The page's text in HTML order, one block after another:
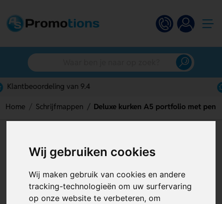
Wij gebruiken cookies
Wij maken gebruik van cookies en andere
tracking-technologieën om uw surfervaring
op onze website te verbeteren, om
Gratis digitaal ontwerp
Home Schrijfmappen Deluxe kurken A5 portfolio met pen
pen
Artikelnummer: 130173